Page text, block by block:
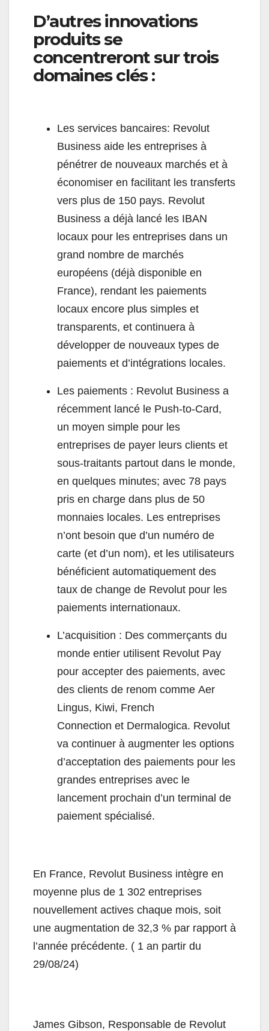
D’autres innovations
produits se
concentreront sur trois
domaines clés :
Les services bancaires: Revolut
Business aide les entreprises à
pénétrer de nouveaux marchés et à
économiser en facilitant les transferts
vers plus de 150 pays. Revolut
Business a déjà lancé les IBAN
locaux pour les entreprises dans un
grand nombre de marchés
européens (déjà disponible en
France), rendant les paiements
locaux encore plus simples et
transparents, et continuera à
développer de nouveaux types de
paiements et d’intégrations locales.
Les paiements : Revolut Business a
récemment lancé le Push-to-Card,
un moyen simple pour les
entreprises de payer leurs clients et
sous-traitants partout dans le monde,
en quelques minutes; avec 78 pays
pris en charge dans plus de 50
monnaies locales. Les entreprises
n’ont besoin que d’un numéro de
carte (et d’un nom), et les utilisateurs
bénéficient automatiquement des
taux de change de Revolut pour les
paiements internationaux.
L’acquisition : Des commerçants du
monde entier utilisent Revolut Pay
pour accepter des paiements, avec
des clients de renom comme Aer
Lingus, Kiwi, French
Connection et Dermalogica. Revolut
va continuer à augmenter les options
d’acceptation des paiements pour les
grandes entreprises avec le
lancement prochain d’un terminal de
paiement spécialisé.
En France, Revolut Business intègre en
moyenne plus de 1 302 entreprises
nouvellement actives chaque mois, soit
une augmentation de 32,3 % par rapport à
l’année précédente. ( 1 an partir du
29/08/24)
James Gibson, Responsable de Revolut